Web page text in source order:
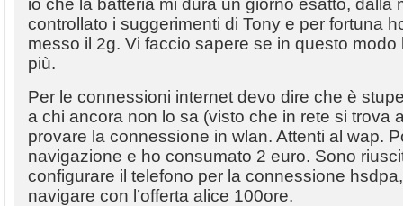
io che la batteria mi dura un giorno esatto, dalla
controllato i suggerimenti di Tony e per fortuna
messo il 2g. Vi faccio sapere se in questo modo
più.
Per le connessioni internet devo dire che è
a chi ancora non lo sa (visto che in rete si trova
provare la connessione in wlan. Attenti al wap.
navigazione e ho consumato 2 euro. Sono
configurare il telefono per la connessione
navigare con l’offerta alice 100ore.